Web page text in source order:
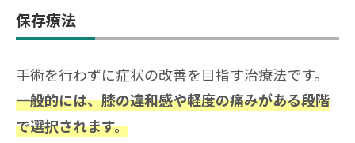
保存療法
手術を行わずに症状の改善を目指す治療法です。
一般的には、膝の違和感や軽度の痛みがある段階
で選択されます。